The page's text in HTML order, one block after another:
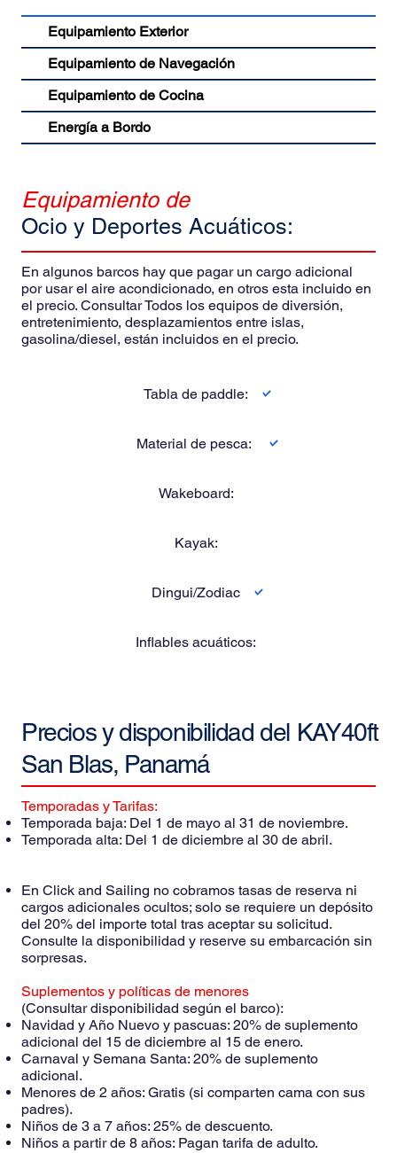
Equipamiento Exterior
Equipamiento de Navegación
Equipamiento de Cocina
Energía a Bordo
Equipamiento de
Ocio y Deportes Acuáticos:
En algunos barcos hay que pagar un cargo adicional
por usar el aire acondicionado, en otros esta incluido en
el precio. Consultar Todos los equipos de diversión,
entretenimiento, desplazamientos entre islas,
gasolina/diesel, están incluidos en el precio.
Tabla de paddle:
Material de pesca:
Kayak:
Dingui/Zodiac
Wakeboard:
Inflables acuáticos:
Precios y disponibilidad del KAY40ft
San Blas, Panamá
Temporadas y Tarifas:
Temporada baja: Del 1 de mayo al 31 de noviembre.
Temporada alta: Del 1 de diciembre al 30 de abril.
En Click and Sailing no cobramos tasas de reserva ni
cargos adicionales ocultos; solo se requiere un depósito
del 20% del importe total tras aceptar su solicitud.
Consulte la disponibilidad y reserve su embarcación sin
sorpresas.
Suplementos y políticas de menores
(Consultar disponibilidad según el barco):
Navidad y Año Nuevo y pascuas: 20% de suplemento
adicional del 15 de diciembre al 15 de enero.
Carnaval y Semana Santa: 20% de suplemento
adicional.
Menores de 2 años: Gratis (si comparten cama con sus
padres).
Niños de 3 a 7 años: 25% de descuento.
Niños a partir de 8 años: Pagan tarifa de adulto.